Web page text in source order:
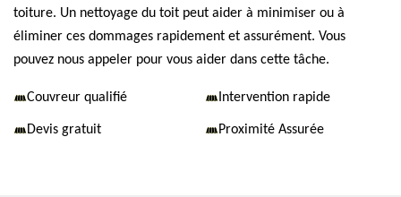
toiture. Un nettoyage du toit peut aider à minimiser ou à
éliminer ces dommages rapidement et assurément. Vous
pouvez nous appeler pour vous aider dans cette tâche.
Couvreur qualifié Intervention rapide
Devis gratuit Proximité Assurée